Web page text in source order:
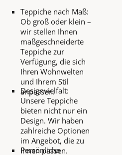
Teppiche nach Maß:
Ob groß oder klein –
wir stellen Ihnen
maßgeschneiderte
Teppiche zur
Verfügung, die sich
Ihren Wohnwelten
und Ihrem Stil
anpassen.
Designvielfalt:
Unsere Teppiche
bieten nicht nur ein
Design. Wir haben
zahlreiche Optionen
im Angebot, die zu
Ihnen passen.
Persönliche